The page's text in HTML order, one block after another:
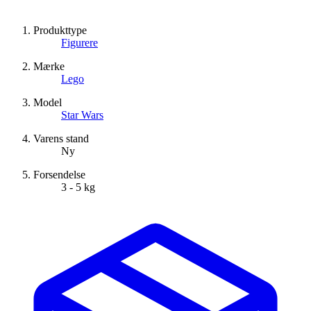
Produkttype
Figurere
Mærke
Lego
Model
Star Wars
Varens stand
Ny
Forsendelse
3 - 5 kg